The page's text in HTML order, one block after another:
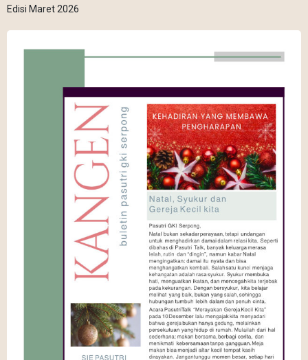
Edisi Maret 2026